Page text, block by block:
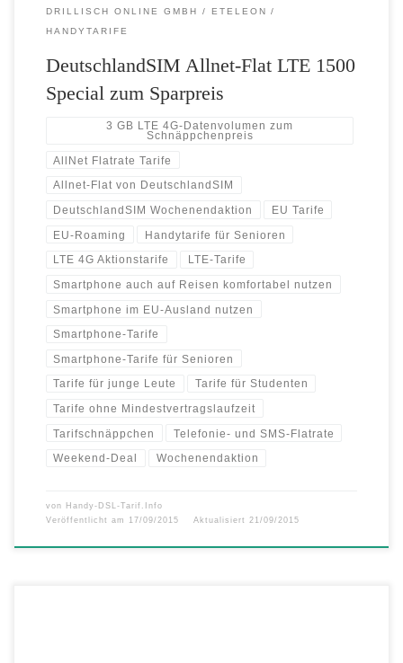
DRILLISCH ONLINE GMBH
ETELEON
HANDYTARIFE
DeutschlandSIM Allnet-Flat LTE 1500
Special zum Sparpreis
3 GB LTE 4G-Datenvolumen zum
Schnäppchenpreis
AllNet Flatrate Tarife
Allnet-Flat von DeutschlandSIM
DeutschlandSIM Wochenendaktion EU Tarife
EU-Roaming Handytarife für Senioren
LTE 4G Aktionstarife LTE-Tarife
Smartphone auch auf Reisen komfortabel nutzen
Smartphone im EU-Ausland nutzen
Smartphone-Tarife
Smartphone-Tarife für Senioren
Tarife für junge Leute Tarife für Studenten
Tarife ohne Mindestvertragslaufzeit
Tarifschnäppchen Telefonie- und SMS-Flatrate
Weekend-Deal Wochenendaktion
von Handy-DSL-Tarif.Info
Veröffentlicht am
17/09/2015 Aktualisiert 21/09/2015